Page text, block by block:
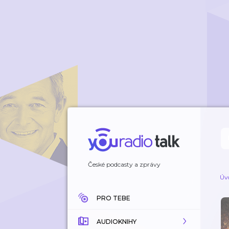
České podcasty a zprávy
PRO TEBE
AUDIOKNIHY